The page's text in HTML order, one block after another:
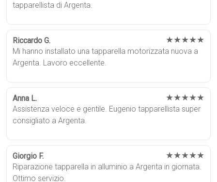
tapparellista di Argenta.
Riccardo G. ★★★★★
Mi hanno installato una tapparella motorizzata nuova a
Argenta. Lavoro eccellente.
Anna L. ★★★★★
Assistenza veloce e gentile. Eugenio tapparellista super
consigliato a Argenta.
Giorgio F. ★★★★★
Riparazione tapparella in alluminio a Argenta in giornata.
Ottimo servizio.